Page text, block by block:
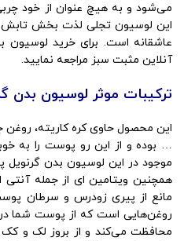
می‌شود و به‌ هیچ عنوان از خود
این لوسیون تجلی لذت بخش تابش
عاشقانه است. برای خرید لوسیون
آنلاین مثبت سبز مراجعه نمایید.
ترکیبات موثر لوسیون بدن
… بوده و از این رو پوست را به
موجود در این لوسیون بدن
همچنین ویتامین ای از جمله
مانع از پیری زودرس و سرطان
روغن‌هایی است که از پوست شما
محافظت می‌کند و از بروز لک و